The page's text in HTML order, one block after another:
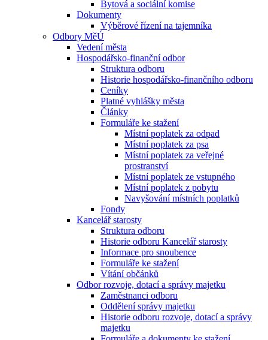
Bytová a sociální komise
Dokumenty
Výběrové řízení na tajemníka
Odbory MěÚ
Vedení města
Hospodářsko-finanční odbor
Struktura odboru
Historie hospodářsko-finančního odboru
Ceníky
Platné vyhlášky města
Články
Formuláře ke stažení
Místní poplatek za odpad
Místní poplatek za psa
Místní poplatek za veřejné
prostranství
Místní poplatek ze vstupného
Místní poplatek z pobytu
Navyšování místních poplatků
Fondy
Kancelář starosty
Struktura odboru
Historie odboru Kancelář starosty
Informace pro snoubence
Formuláře ke stažení
Vítání občánků
Odbor rozvoje, dotací a správy majetku
Zaměstnanci odboru
Oddělení správy majetku
Historie odboru rozvoje, dotací a správy
majetku